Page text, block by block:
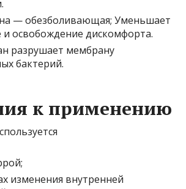
— обезболивающая; Уменьшает
и освобождение дискомфорта.
разрушает мембрану
бактерий.
к применению
изменения внутренней